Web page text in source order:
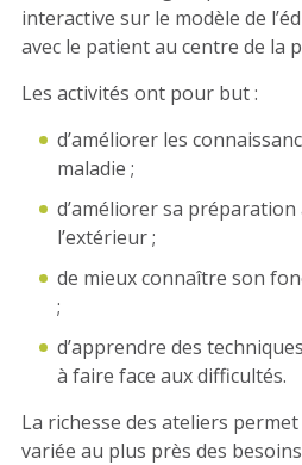
interactive sur le modèle de
avec le patient au centre de la
Les activités ont pour but :
d’améliorer les
maladie ;
d’améliorer sa préparation
l’extérieur ;
de mieux connaître son
;
d’apprendre des
à faire face aux difficultés.
La richesse des ateliers
variée au plus près des